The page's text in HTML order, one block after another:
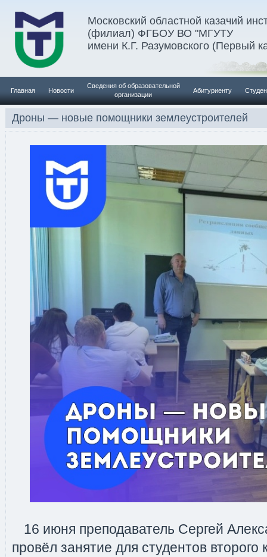
Московский областной казачий
(филиал) ФГБОУ ВО "МГУТУ
имени К.Г. Разумовского (Первый
Главная Новости
Сведения об образовательной
организации
Абитуриенту
Дроны — новые помощники землеустроителей
16 июня преподаватель Сергей
провёл занятие для студентов второго